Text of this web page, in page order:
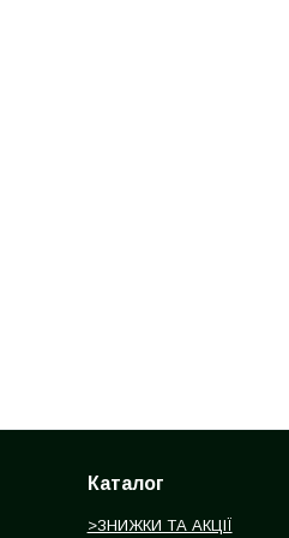
Каталог
>ЗНИЖКИ ТА АКЦІЇ